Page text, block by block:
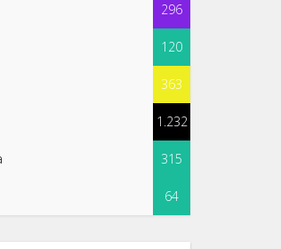
296
120
363
1.232
315
64